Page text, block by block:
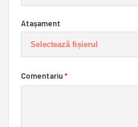
Ataşament
Selectează fișierul
Comentariu*